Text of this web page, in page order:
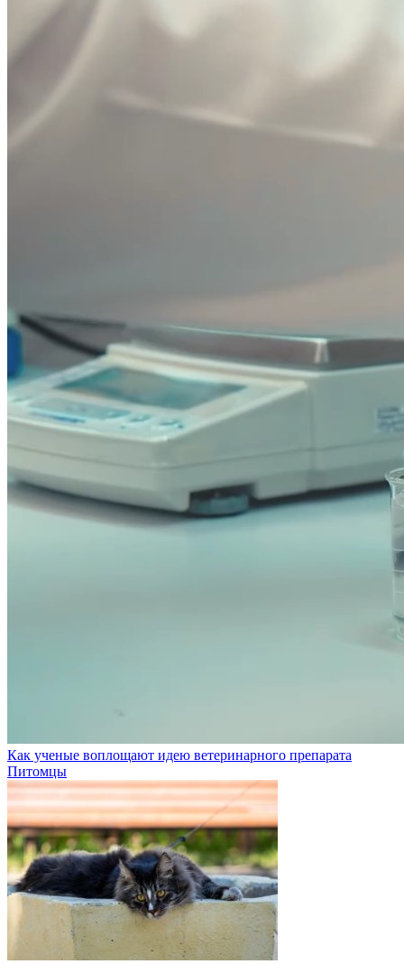
Как ученые воплощают идею ветеринарного препарата
Питомцы